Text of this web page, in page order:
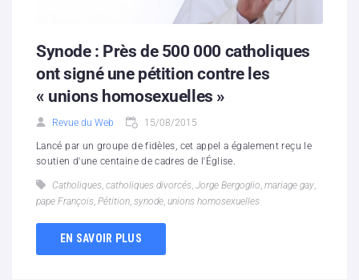
Synode : Près de 500 000 catholiques
ont signé une pétition contre les
« unions homosexuelles »
Revue du Web 15/08/2015
Lancé par un groupe de fidèles, cet appel a également reçu le
soutien d'une centaine de cadres de l'Église.
Catholiques, catholiques divorcés, Jorge Bergoglio, mariage gay,
pape François, Pétition, synode, unions homosexuelles
EN SAVOIR PLUS